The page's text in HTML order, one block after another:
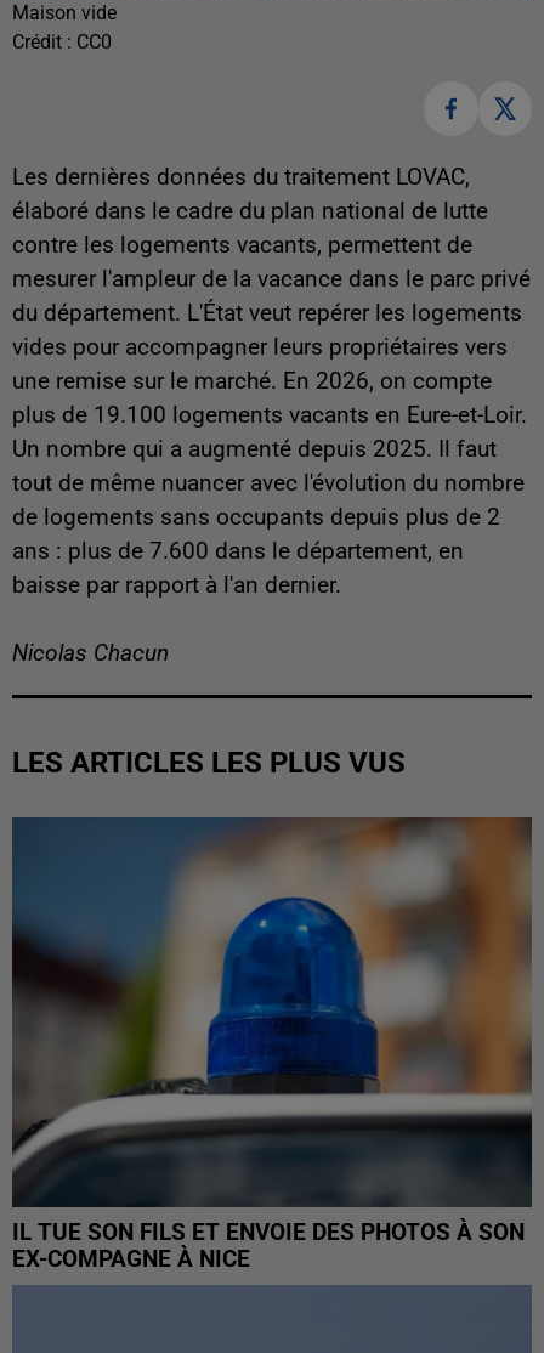
Maison vide
Crédit : CC0
Les dernières données du traitement LOVAC,
élaboré dans le cadre du plan national de lutte
contre les logements vacants, permettent de
mesurer l'ampleur de la vacance dans le parc privé
du département. L'État veut repérer les logements
vides pour accompagner leurs propriétaires vers
une remise sur le marché. En 2026, on compte
plus de 19.100 logements vacants en Eure-et-Loir.
Un nombre qui a augmenté depuis 2025. Il faut
tout de même nuancer avec l'évolution du nombre
de logements sans occupants depuis plus de 2
ans : plus de 7.600 dans le département, en
baisse par rapport à l'an dernier.
Nicolas Chacun
LES ARTICLES LES PLUS VUS
IL TUE SON FILS ET ENVOIE DES PHOTOS À SON
EX-COMPAGNE À NICE